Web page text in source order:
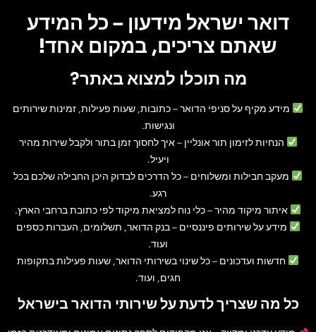
דואר ישראל מידעון – כל המידע
שאתם צריכים, במקום אחד!
מה תוכלו למצוא באתר?
מידע מקיף על סניפי הדואר– כתובות, שעות פעילות, זמינות שירותים
ונגישות.
הנחיות לזימון תור אונליין – איך לחסוך זמן בתור ולקבל שירות מהיר
ויעיל.
מעקב חבילות ומשלוחים – כל הדרכים לבדוק היכן החבילה שלכם בכל
רגע.
איתור מיקוד מהיר– כלי נוח למציאת מיקוד לפי כתובת ברחבי הארץ.
מידע על שירותים פיננסיים – בנק הדואר, תשלומים, העברות כספים
ועוד.
חדשות ועדכונים – כל שינוי בשירותי הדואר, שעות פעילות בתקופות
חגים, ועוד.
כל מה שצריך לדעת על שירותי הדואר בישראל